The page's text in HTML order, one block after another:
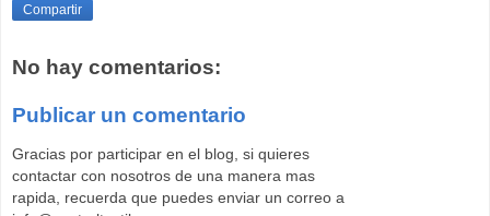
Compartir
No hay comentarios:
Publicar un comentario
Gracias por participar en el blog, si quieres
contactar con nosotros de una manera mas
rapida, recuerda que puedes enviar un correo a